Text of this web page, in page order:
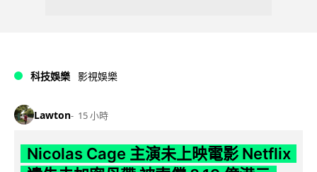
科技娛樂 影視娛樂
Lawton 15 小時
Nicolas Cage 主演未上映電影 Netflix